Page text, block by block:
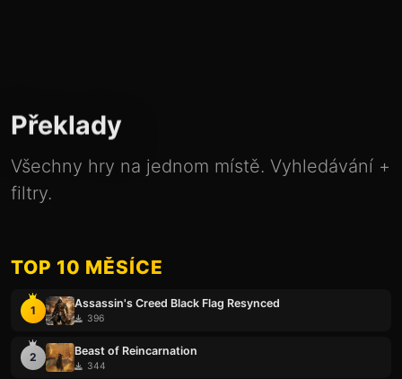
Překlady
Všechny hry na jednom místě. Vyhledávání +
filtry.
TOP 10 MĚSÍCE
1 Assassin's Creed Black Flag Resynced
396
2 Beast of Reincarnation
344